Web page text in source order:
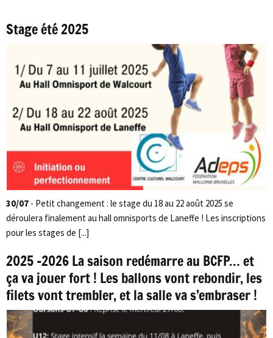
Stage été 2025
30/07 - Petit changement : le stage du 18 au 22 août 2025 se
déroulera finalement au hall omnisports de Laneffe ! Les inscriptions
pour les stages de [...]
2025 -2026 La saison redémarre au BCFP… et
ça va jouer fort ! Les ballons vont rebondir, les
filets vont trembler, et la salle va s’embraser !